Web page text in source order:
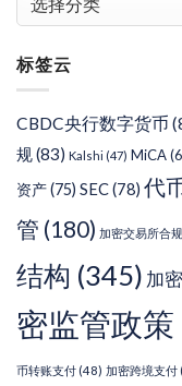
类
标签云
CBDC央行数字货币
规(83) Kalshi (47) MiCA
资产(75) SEC(78) 代
管 (180) 加密交易所合规
结构 (345) 加
密监管政策
币转账支付 (48) 加密跨境支付